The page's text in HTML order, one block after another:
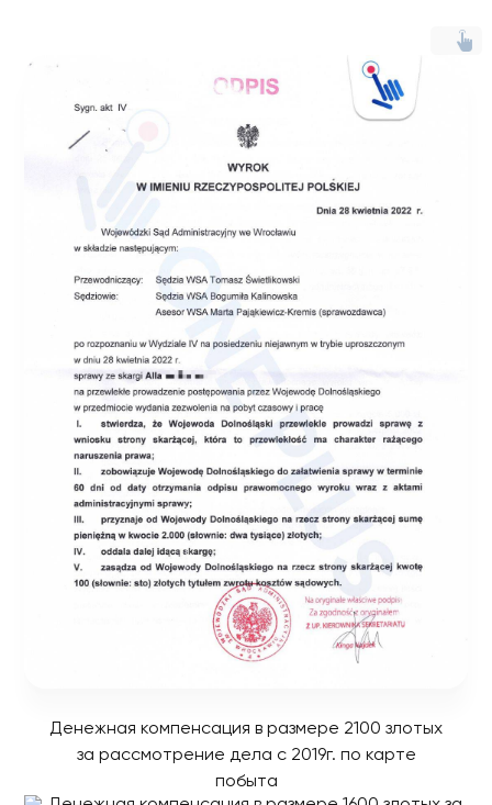
Денежная компенсация в размере 2100 злотых
за рассмотрение дела с 2019г. по карте
побыта